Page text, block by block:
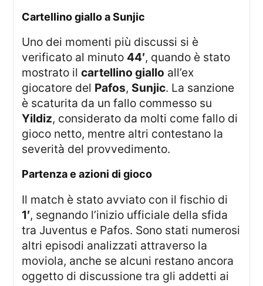
cartellino giallo a Sunjic
Uno dei momenti più discussi si è
verificato al minuto 44′, quando è stato
mostrato ilcartellino giallo all’ex
giocatore del Pafos, Sunjic. La sanzione
è scaturita da un fallo commesso su
Yildiz, considerato da molti come fallo di
gioco netto, mentre altri contestano la
severità del provvedimento.
partenza e azioni di gioco
Il match è stato avviato con il fischio di
1′, segnando l’inizio ufficiale della sfida
tra Juventus e Pafos. Sono stati numerosi
altri episodi analizzati attraverso la
moviola, anche se alcuni restano ancora
oggetto di discussione tra gli addetti ai